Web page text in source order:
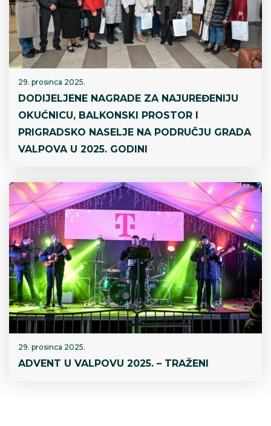
29. prosinca 2025.
DODIJELJENE NAGRADE ZA NAJUREĐENIJU
OKUĆNICU, BALKONSKI PROSTOR I
PRIGRADSKO NASELJE NA PODRUČJU GRADA
VALPOVA U 2025. GODINI
29. prosinca 2025.
ADVENT U VALPOVU 2025. – TRAŽENI